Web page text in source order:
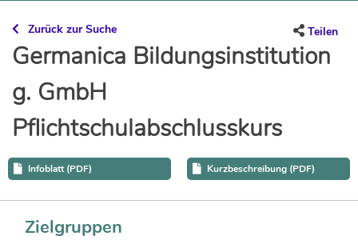
Zurück zur Suche
Germanica Bildungsinstitution
g. GmbH
Pflichtschulabschlusskurs
Teilen
Infoblatt (PDF) Kurzbeschreibung (PDF)
Zielgruppen